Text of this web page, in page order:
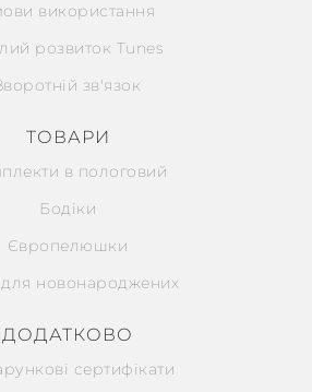
використання
розвиток Tunes
зв'язок
ТОВАРИ
в пологовий
Бодіки
Європелюшки
новонароджених
ДОДАТКОВО
сертифікати